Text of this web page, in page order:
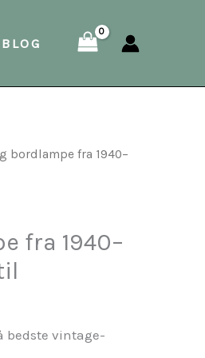
BLOG
bordlampe fra 1940–
fra 1940–
bedste vintage-